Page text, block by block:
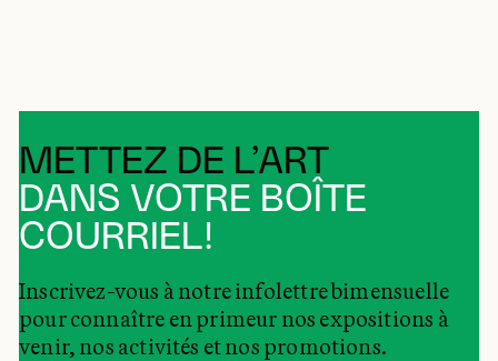
METTEZ DE L’ART
DANS VOTRE BOÎTE
COURRIEL!
Inscrivez-vous à notre infolettre bimensuelle
pour connaître en primeur nos expositions à
venir, nos activités et nos promotions.